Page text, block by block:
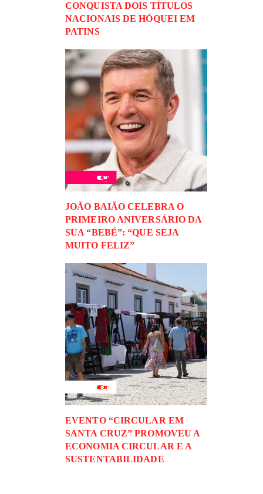
CONQUISTA DOIS TÍTULOS
NACIONAIS DE HÓQUEI EM
PATINS
JOÃO BAIÃO CELEBRA O
PRIMEIRO ANIVERSÁRIO DA
SUA “BEBÉ”: “QUE SEJA
MUITO FELIZ”
EVENTO “CIRCULAR EM
SANTA CRUZ” PROMOVEU A
ECONOMIA CIRCULAR E A
SUSTENTABILIDADE